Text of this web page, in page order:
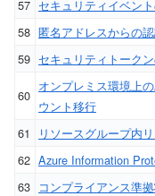
57 セキュリティイベン
58 匿名アドレスからの
59 セキュリティトーク
60
オンプレミス環境上
ウント移行
61
リソースグループ内
62 Azure Information
63 コンプライアンス準